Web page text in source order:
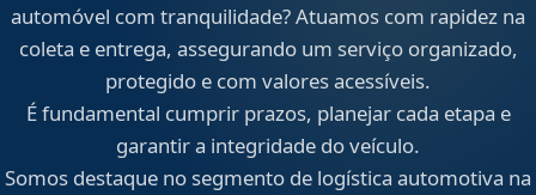
automóvel com tranquilidade? Atuamos com rapidez na
coleta e entrega, assegurando um serviço organizado,
protegido e com valores acessíveis.
É fundamental cumprir prazos, planejar cada etapa e
garantir a integridade do veículo.
Somos destaque no segmento de logística automotiva na